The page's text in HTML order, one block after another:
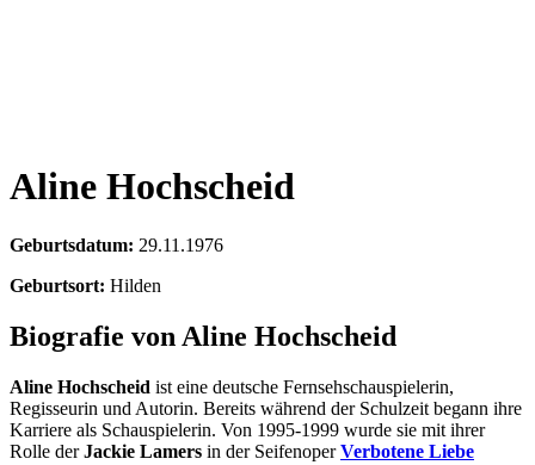
Aline Hochscheid
Geburtsdatum: 29.11.1976
Geburtsort: Hilden
Biografie von Aline Hochscheid
Aline Hochscheid ist eine deutsche Fernsehschauspielerin,
Regisseurin und Autorin. Bereits während der Schulzeit begann ihre
Karriere als Schauspielerin. Von 1995-1999 wurde sie mit ihrer
Rolle derJackie Lamers in der SeifenoperVerbotene Liebe